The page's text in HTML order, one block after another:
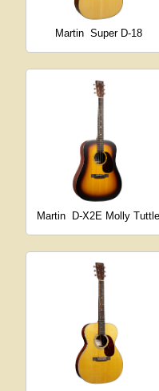
Martin Super D-18
Martin D-X2E Molly Tuttle